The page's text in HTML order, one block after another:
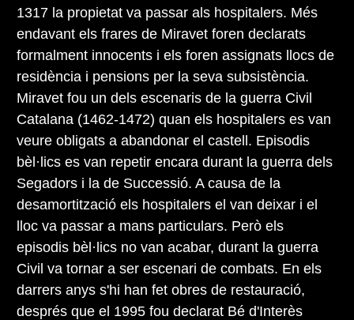
1317 la propietat va passar als hospitalers. Més
endavant els frares de Miravet foren declarats
formalment innocents i els foren assignats llocs de
residència i pensions per la seva subsistència.
Miravet fou un dels escenaris de la guerra Civil
Catalana (1462-1472) quan els hospitalers es van
veure obligats a abandonar el castell. Episodis
bèl·lics es van repetir encara durant la guerra dels
Segadors i la de Successió. A causa de la
desamortització els hospitalers el van deixar i el
lloc va passar a mans particulars. Però els
episodis bèl·lics no van acabar, durant la guerra
Civil va tornar a ser escenari de combats. En els
darrers anys s'hi han fet obres de restauració,
després que el 1995 fou declarat Bé d'Interès